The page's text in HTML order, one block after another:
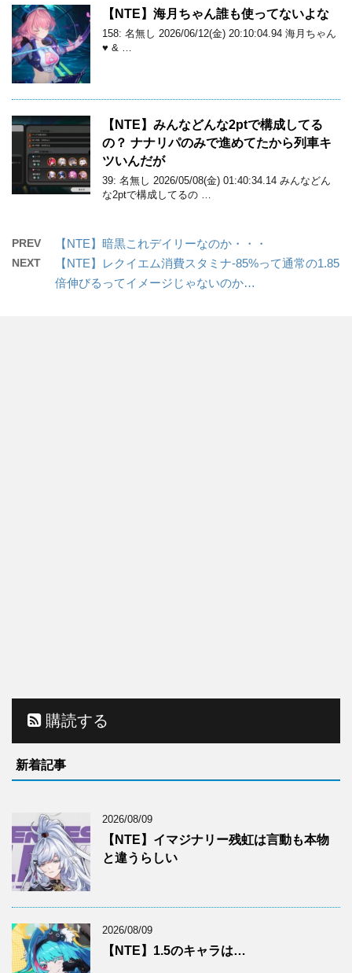
【NTE】海月ちゃん誰も使ってないよな
158: 名無し 2026/06/12(金) 20:10:04.94 海月ちゃん
♥ & …
【NTE】みんなどんな2ptで構成してる
の？ ナナリパのみで進めてたから列車キ
ツいんだが
39: 名無し 2026/05/08(金) 01:40:34.14 みんなどん
な2ptで構成してるの …
PREV 【NTE】暗黒これデイリーなのか・・・
NEXT
【NTE】レクイエム消費スタミナ-85%って通常の1.85
倍伸びるってイメージじゃないのか…
購読する
新着記事
2026/08/09
【NTE】イマジナリー残虹は言動も本物
と違うらしい
2026/08/09
【NTE】1.5のキャラは…